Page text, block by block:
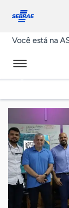
conosco
Você está na